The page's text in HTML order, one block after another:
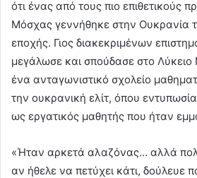
ότι ένας από τους πιο επιθετικούς
Μόσχας γεννήθηκε στην Ουκρανία
εποχής. Γιος διακεκριμένων
μεγάλωσε και σπούδασε στο Λύκειο
ένα ανταγωνιστικό σχολείο
την ουκρανική ελίτ, όπου
ως εργατικός μαθητής που ήταν
«Ήταν αρκετά αλαζόνας… αλλά
αν ήθελε να πετύχει κάτι, δούλευε